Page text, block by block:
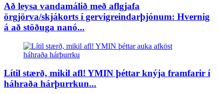
Að leysa vandamálið með aflgjafa
örgjörva/skjákorts í gervigreindarþjónum: Hvernig
á að stöðuga nanó...
Lítil stærð, mikil afl! YMIN þéttar knýja framfarir í
háhraða hárþurrkun...